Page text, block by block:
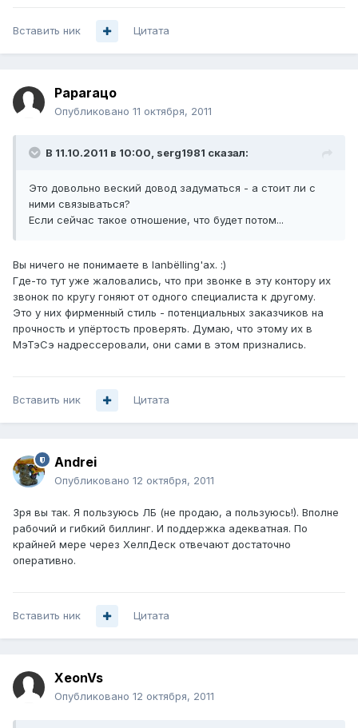
Вставить ник Цитата
Paparaцo
Опубликовано 11 октября, 2011
В 11.10.2011 в 10:00, serg1981 сказал:
Это довольно веский довод задуматься - а стоит ли с
ними связываться?
Если сейчас такое отношение, что будет потом...
Вы ничего не понимаете в lanbёlling'ах. :)
Где-то тут уже жаловались, что при звонке в эту контору их
звонок по кругу гоняют от одного специалиста к другому.
Это у них фирменный стиль - потенциальных заказчиков на
прочность и упёртость проверять. Думаю, что этому их в
МэТэСэ надрессеровали, они сами в этом признались.
Вставить ник Цитата
Andrei
Опубликовано 12 октября, 2011
Зря вы так. Я пользуюсь ЛБ (не продаю, а пользуюсь!). Вполне
рабочий и гибкий биллинг. И поддержка адекватная. По
крайней мере через ХелпДеск отвечают достаточно
оперативно.
Вставить ник Цитата
XeonVs
Опубликовано 12 октября, 2011